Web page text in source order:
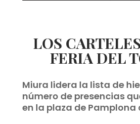
LOS
FERIA DEL
Miura lidera la lista de
número de presencias
en la plaza de Pamplona